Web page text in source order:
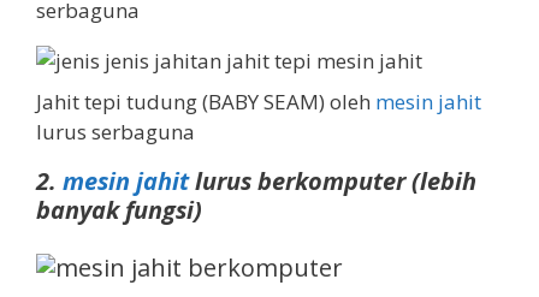
serbaguna
Jahit tepi tudung (BABY SEAM) oleh mesin jahit
lurus serbaguna
2. mesin jahitlurus berkomputer (lebih
banyak fungsi)